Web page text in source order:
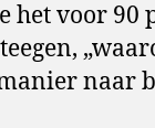
het voor 90
naar